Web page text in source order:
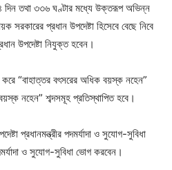
দিন তথা ৩৩৬ ঘণ্টার মধ্যে উক্তরূপ অভিন্ন
প্রধান উপদেষ্টা হিসেবে বেছে নিবে
উপদেষ্টা নিযুক্ত হবেন।
“বাহাত্তর বৎসরের অধিক বয়স্ক নহেন”
নহেন” শব্দসমূহ প্রতিস্থাপিত হবে।
প্রধানমন্ত্রীর পদমর্যাদা ও সুযোগ-সুবিধা
ও সুযোগ-সুবিধা ভোগ করবেন।